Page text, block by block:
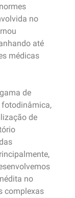
no
até
médicas
de
fotodinâmica,
de
no
complexas